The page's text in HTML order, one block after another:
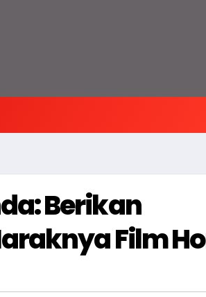
Berikan
Film